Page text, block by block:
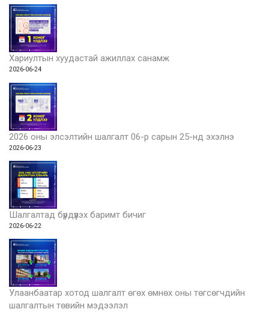
Хариултын хуудастай ажиллах санамж
2026-06-24
2026 оны элсэлтийн шалгалт 06-р сарын 25-нд эхэлнэ
2026-06-23
Шалгалтад бүрдүүлэх баримт бичиг
2026-06-22
Улаанбаатар хотод шалгалт өгөх өмнөх оны төгсөгчдийн
шалгалтын төвийн мэдээлэл